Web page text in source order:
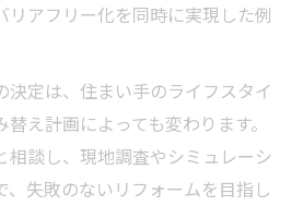
リアフリー化を同時に実現した例
決定は、住まい手のライフスタイ
え計画によっても変わります。
相談し、現地調査やシミュレーシ
、失敗のないリフォームを目指し